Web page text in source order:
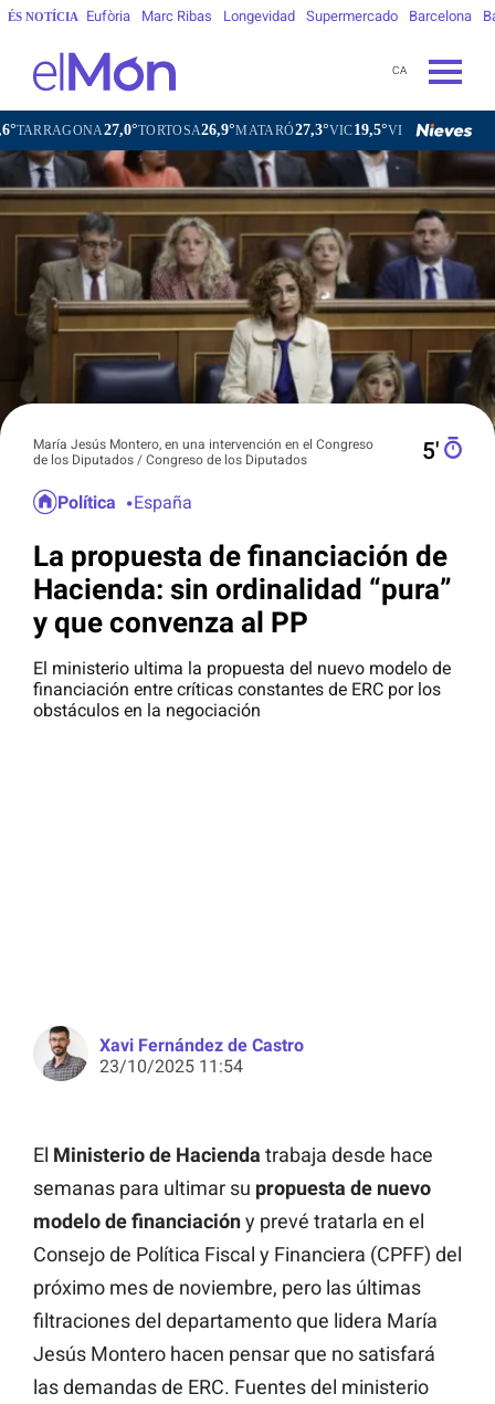
ÉS NOTÍCIA Eufòria Marc Ribas Longevidad Supermercado Barcelona
CA
27,0°TORTOSA26,9°MATARÓ27,3°VIC19,5°VILAFRANCA DEL
María Jesús Montero, en una intervención en el Congreso
de los Diputados / Congreso de los Diputados
5′
Política España
La propuesta de financiación de
Hacienda: sin ordinalidad “pura”
y que convenza al PP
El ministerio ultima la propuesta del nuevo modelo de
financiación entre críticas constantes de ERC por los
obstáculos en la negociación
Xavi Fernández de Castro
23/10/2025 11:54
El Ministerio de Hacienda trabaja desde hace
semanas para ultimar su propuesta de nuevo
modelo de financiacióny prevé tratarla en el
Consejo de Política Fiscal y Financiera (CPFF) del
próximo mes de noviembre, pero las últimas
filtraciones del departamento que lidera María
Jesús Montero hacen pensar que no satisfará
las demandas de ERC. Fuentes del ministerio